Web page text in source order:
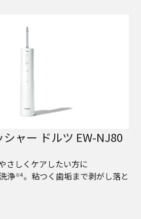
ャー ドルツ EW-NJ80
さしくケアしたい方に
浄※4。粘つく歯垢まで剥がし落と